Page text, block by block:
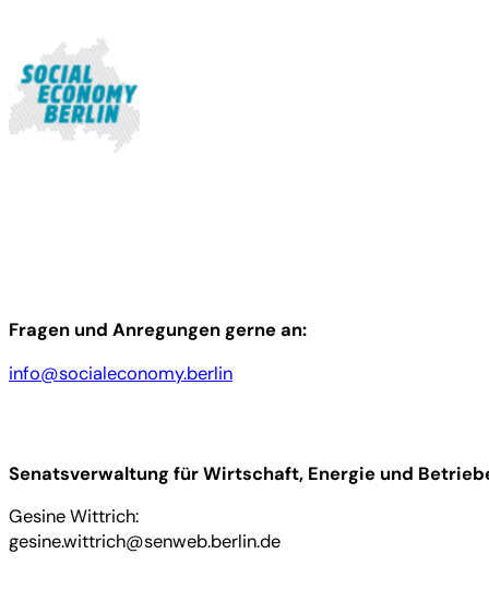
springen
Fragen und Anregungen gerne an:
info@socialeconomy.berlin
Senatsverwaltung für Wirtschaft, Energie und
Gesine Wittrich:
gesine.wittrich@senweb.berlin.de